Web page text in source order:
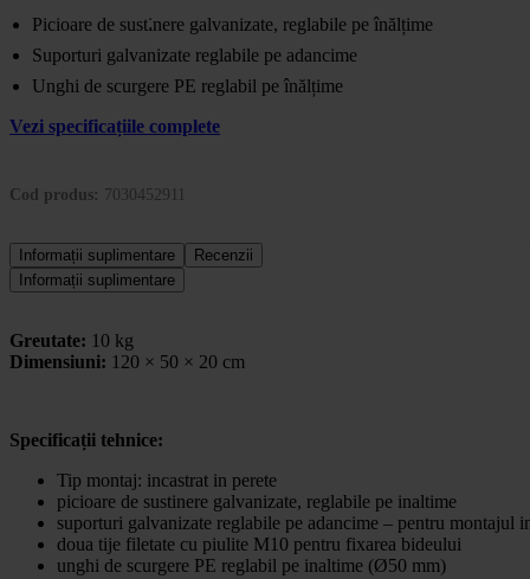
Picioare de sustinere galvanizate, reglabile pe înălțime
Suporturi galvanizate reglabile pe adancime
Unghi de scurgere PE reglabil pe înălțime
Vezi specificațiile complete
Cod produs: 7030452911
Informații suplimentare
Recenzii
Informații suplimentare
Greutate: 10 kg
Dimensiuni: 120 × 50 × 20 cm
Specificații tehnice:
Tip montaj: incastrat in perete
picioare de sustinere galvanizate, reglabile pe inaltime
suporturi galvanizate reglabile pe adancime – pentru montajul
doua tije filetate cu piulite M10 pentru fixarea bideului
unghi de scurgere PE reglabil pe inaltime (Ø50 mm)